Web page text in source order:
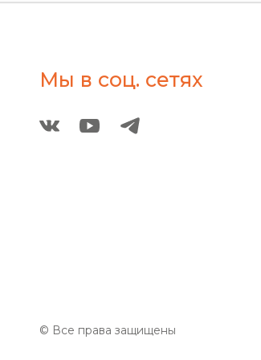
Мы в соц. сетях
© Все права защищены